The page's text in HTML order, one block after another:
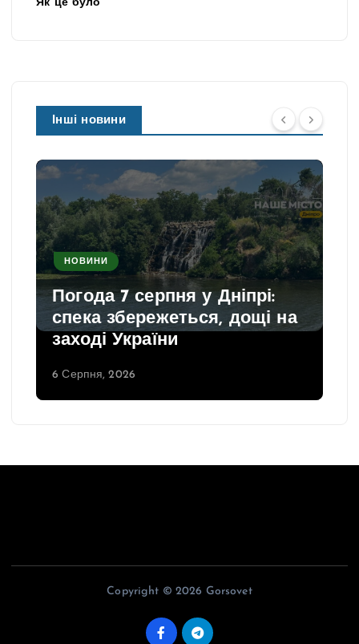
Як це було
Інші новини
НОВИНИ
Погода 7 серпня у Дніпрі:
спека збережеться, дощі на
заході України
6 Серпня, 2026
Copyright © 2026 Gorsovet